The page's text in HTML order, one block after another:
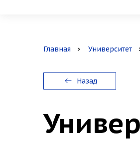
Главная Университет
Назад